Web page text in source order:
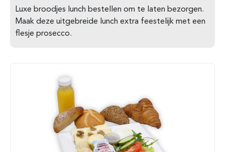
Luxe broodjes lunch bestellen om te laten bezorgen.
Maak deze uitgebreide lunch extra feestelijk met een
flesje prosecco.